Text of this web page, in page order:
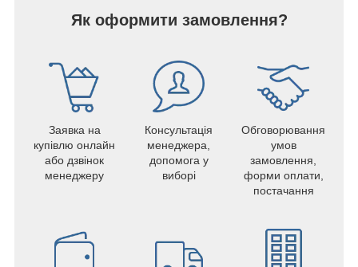
Як оформити замовлення?
Заявка на
купівлю онлайн
або дзвінок
менеджеру
Консультація
менеджера,
допомога у
виборі
Обговорювання
умов
замовлення,
форми оплати,
постачання